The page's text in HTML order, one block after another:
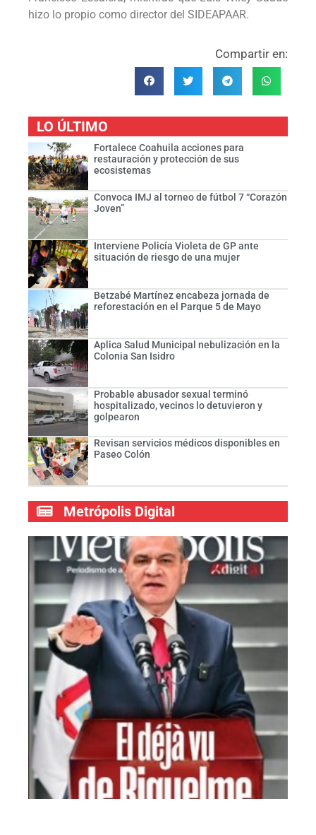
hizo lo propio como director del SIDEAPAAR.
Compartir en:
LO ÚLTIMO
Fortalece Coahuila acciones para
restauración y protección de sus
ecosistemas
Convoca IMJ al torneo de fútbol 7 “Corazón
Joven”
Interviene Policía Violeta de GP ante
situación de riesgo de una mujer
Betzabé Martínez encabeza jornada de
reforestación en el Parque 5 de Mayo
Aplica Salud Municipal nebulización en la
Colonia San Isidro
Probable abusador sexual terminó
hospitalizado, vecinos lo detuvieron y
golpearon
Revisan servicios médicos disponibles en
Paseo Colón
Metrópolis Digital